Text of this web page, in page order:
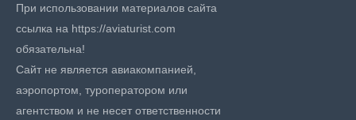
При использовании материалов сайта
ссылка на https://aviaturist.com
обязательна!
Сайт не является авиакомпанией,
аэропортом, туроператором или
агентством и не несет ответственности